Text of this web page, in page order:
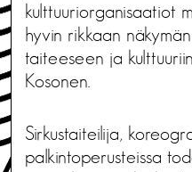
kulttuuriorganisaatiot
hyvin rikkaan
taiteeseen ja
Kosonen.
Sirkustaiteilija,
palkintoperusteissa